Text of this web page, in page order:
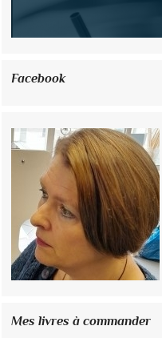
Facebook
Mes livres à commander